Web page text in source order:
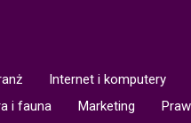
Internet i komputery
i fauna Marketing